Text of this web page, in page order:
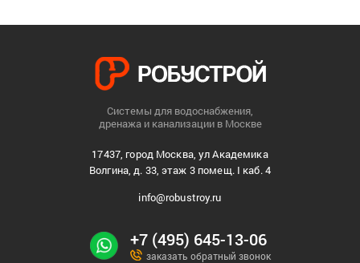
Системы для водоснабжения,
дренажа и канализации в Москве
17437, город Москва, ул Академика
Волгина, д. 33, этаж 3 помещ. I каб. 4
info@robustroy.ru
+7 (495) 645-13-06
заказать обратный звонок